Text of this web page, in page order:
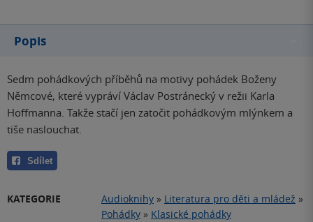
Popis
Sedm pohádkových příběhů na motivy pohádek Boženy
Němcové, které vypráví Václav Postránecký v režii Karla
Hoffmanna. Takže stačí jen zatočit pohádkovým mlýnkem a
tiše naslouchat.
Sdílet
KATEGORIE Audioknihy » Literatura pro děti a mládež »
Pohádky » Klasické pohádky